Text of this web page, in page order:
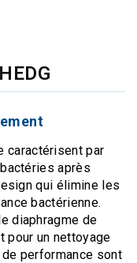
caractérisent par
après
qui élimine les
bactérienne.
diaphragme de
pour un nettoyage
performance sont